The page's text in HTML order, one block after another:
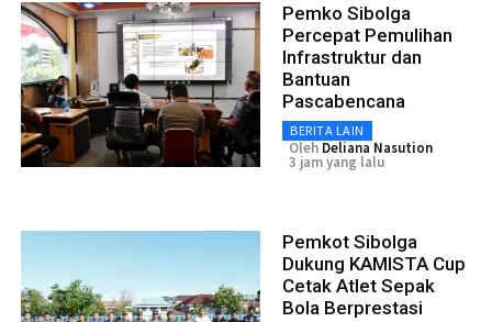
Pemko Sibolga
Percepat Pemulihan
Infrastruktur dan
Bantuan
Pascabencana
BERITA LAIN
Oleh Deliana Nasution
3 jam yang lalu
Pemkot Sibolga
Dukung KAMISTA Cup
Cetak Atlet Sepak
Bola Berprestasi